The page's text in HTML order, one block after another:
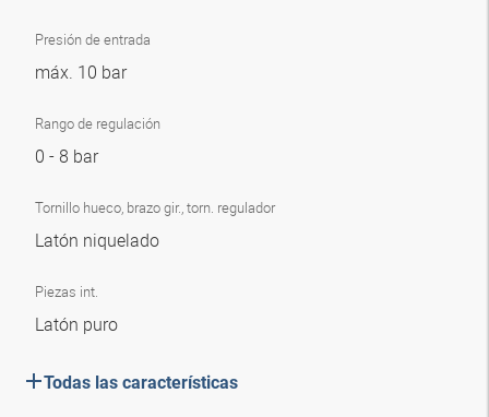
Presión de entrada
máx. 10 bar
Rango de regulación
0 - 8 bar
Tornillo hueco, brazo gir., torn. regulador
Latón niquelado
Piezas int.
Latón puro
Todas las características